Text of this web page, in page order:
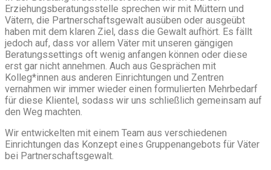
Erziehungsberatungsstelle sprechen wir mit Müttern und
Vätern, die Partnerschaftsgewalt ausüben oder ausgeübt
haben mit dem klaren Ziel, dass die Gewalt aufhört. Es fällt
jedoch auf, dass vor allem Väter mit unseren gängigen
Beratungssettings oft wenig anfangen können oder diese
erst gar nicht annehmen. Auch aus Gesprächen mit
Kolleg*innen aus anderen Einrichtungen und Zentren
vernahmen wir immer wieder einen formulierten Mehrbedarf
für diese Klientel, sodass wir uns schließlich gemeinsam auf
den Weg machten.
Wir entwickelten mit einem Team aus verschiedenen
Einrichtungen das Konzept eines Gruppenangebots für Väter
bei Partnerschaftsgewalt.